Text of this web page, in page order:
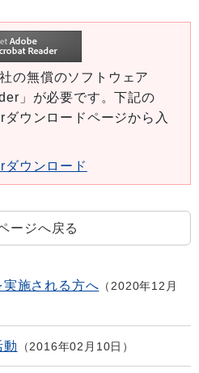
の無償のソフトウェア
」が必要です。下記の
ウンロードページから入
ウンロード
ージへ戻る
施される方へ
2020年12月
動 2016年02月10日